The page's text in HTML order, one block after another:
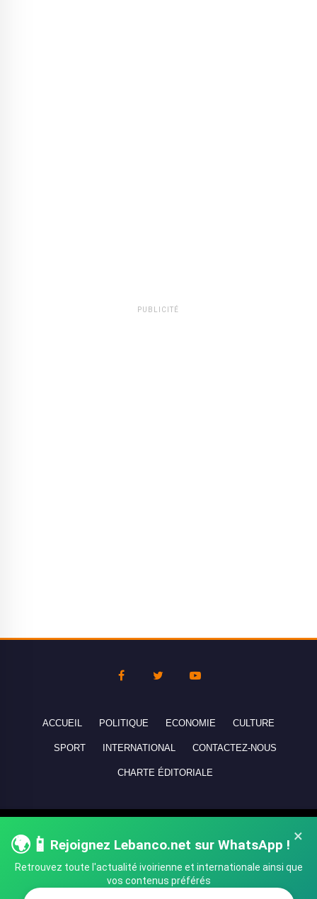
PUBLICITÉ
×
🌍📱 Rejoignez Lebanco.net sur WhatsApp !
Retrouvez toute l'actualité ivoirienne et internationale ainsi que
vos contenus préférés
ACCUEIL POLITIQUE ECONOMIE CULTURE
SPORT INTERNATIONAL CONTACTEZ-NOUS
CHARTE ÉDITORIALE
réservés - All rights reserved.